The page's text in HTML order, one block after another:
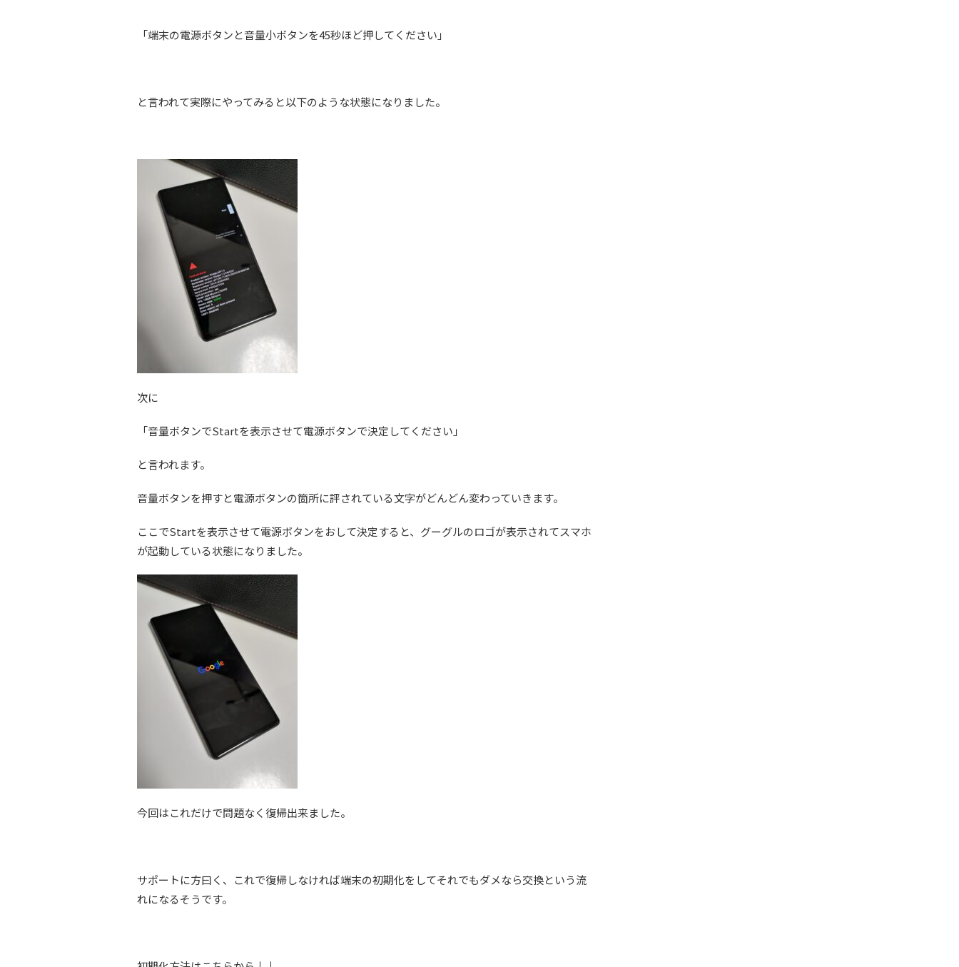
「端末の電源ボタンと音量小ボタンを45秒ほど押してください」
と言われて実際にやってみると以下のような状態になりました。
次に
「音量ボタンでStartを表示させて電源ボタンで決定してください」
と言われます。
音量ボタンを押すと電源ボタンの箇所に評されている文字がどんどん変わっていきます。
ここでStartを表示させて電源ボタンをおして決定すると、グーグルのロゴが表示されてスマホ
が起動している状態になりました。
今回はこれだけで問題なく復帰出来ました。
サポートに方曰く、これで復帰しなければ端末の初期化をしてそれでもダメなら交換という流
れになるそうです。